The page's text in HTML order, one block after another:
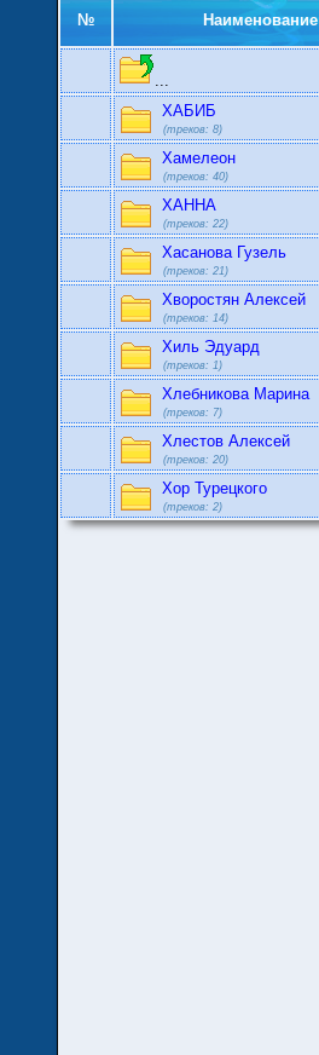
№ Наименование
...
ХАБИБ
(треков: 8)
Хамелеон
(треков: 40)
ХАННА
(треков: 22)
Хасанова Гузель
(треков: 21)
Хворостян Алексей
(треков: 14)
Хиль Эдуард
(треков: 1)
Хлебникова Марина
(треков: 7)
Хлестов Алексей
(треков: 20)
Хор Турецкого
(треков: 2)